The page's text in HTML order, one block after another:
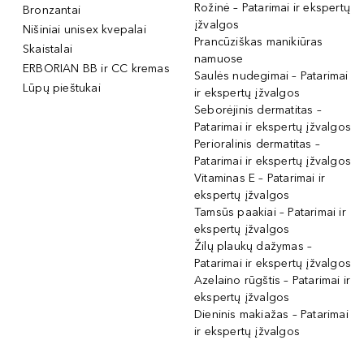
Bronzantai
Nišiniai unisex kvepalai
Skaistalai
ERBORIAN BB ir CC kremas
Lūpų pieštukai
Rožinė – Patarimai ir ekspertų
įžvalgos
Prancūziškas manikiūras
namuose
Saulės nudegimai – Patarimai
ir ekspertų įžvalgos
Seborėjinis dermatitas –
Patarimai ir ekspertų įžvalgos
Perioralinis dermatitas –
Patarimai ir ekspertų įžvalgos
Vitaminas E – Patarimai ir
ekspertų įžvalgos
Tamsūs paakiai – Patarimai ir
ekspertų įžvalgos
Žilų plaukų dažymas –
Patarimai ir ekspertų įžvalgos
Azelaino rūgštis – Patarimai ir
ekspertų įžvalgos
Dieninis makiažas – Patarimai
ir ekspertų įžvalgos